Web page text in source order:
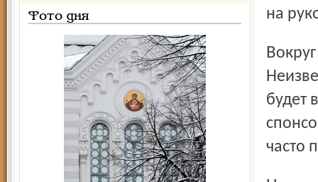
Фото дня
на
Вокруг команды бытует много слухов и домыслов.
будет
часто